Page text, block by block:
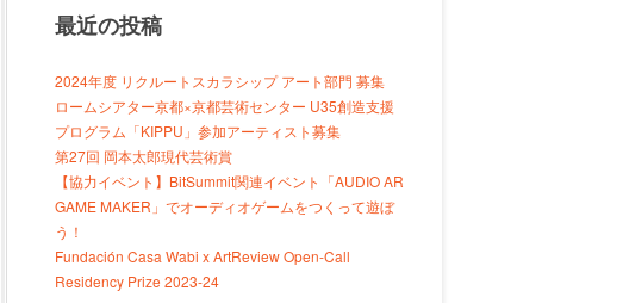
最近の投稿
2024年度 リクルートスカラシップ アート部門 募集
ロームシアター京都×京都芸術センター U35創造支援
プログラム「KIPPU」参加アーティスト募集
第27回 岡本太郎現代芸術賞
【協力イベント】BitSummit関連イベント「AUDIO AR
GAME MAKER」でオーディオゲームをつくって遊ぼ
う！
Fundación Casa Wabi x ArtReview Open-Call
Residency Prize 2023-24